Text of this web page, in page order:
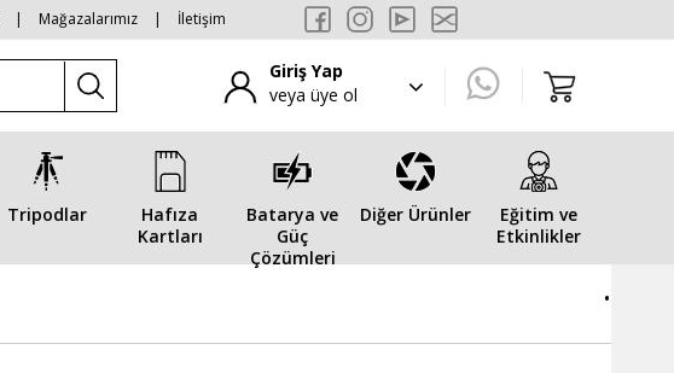
| Mağazalarımız | İletişim
Giriş Yap
veya üye ol
Tripodlar
Hafıza
Kartları
Batarya ve
Güç
Çözümleri
Diğer Ürünler
Eğitim ve
Etkinlikler
.